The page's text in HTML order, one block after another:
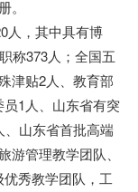
。
人，其中具有博
称373人；全国五
津贴2人、教育部
1人、山东省有突
、山东省首批高端
管理教学团队、
秀教学团队，工